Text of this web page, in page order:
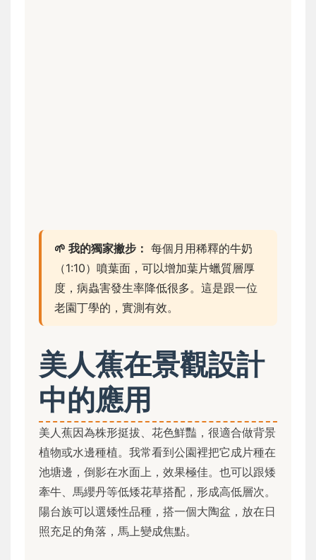
🌱 我的獨家撇步： 每個月用稀釋的牛奶
（1:10）噴葉面，可以增加葉片蠟質層厚
度，病蟲害發生率降低很多。這是跟一位
老園丁學的，實測有效。
美人蕉在景觀設計
中的應用
美人蕉因為株形挺拔、花色鮮豔，很適合做背景
植物或水邊種植。我常看到公園裡把它成片種在
池塘邊，倒影在水面上，效果極佳。也可以跟矮
牽牛、馬纓丹等低矮花草搭配，形成高低層次。
陽台族可以選矮性品種，搭一個大陶盆，放在日
照充足的角落，馬上變成焦點。